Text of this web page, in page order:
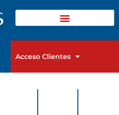
Acceso Clientes